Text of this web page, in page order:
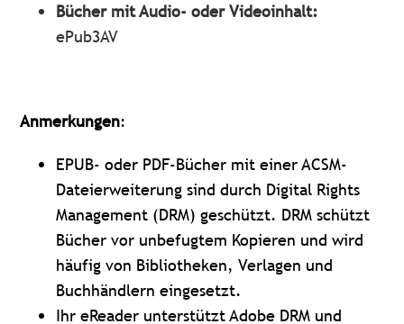
Bücher mit Audio- oder Videoinhalt:
ePub3AV
Anmerkungen:
EPUB- oder PDF-Bücher mit einer ACSM-
Dateierweiterung sind durch Digital Rights
Management (DRM) geschützt. DRM schützt
Bücher vor unbefugtem Kopieren und wird
häufig von Bibliotheken, Verlagen und
Buchhändlern eingesetzt.
Ihr eReader unterstützt Adobe DRM und